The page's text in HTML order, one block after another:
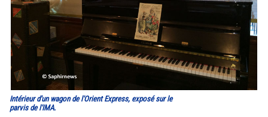
Intérieur d'un wagon de l'Orient Express, exposé sur le
parvis de l'IMA.